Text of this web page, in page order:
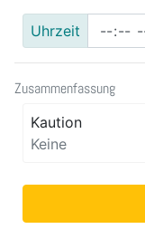
Uhrzeit
Zusammenfassung
Kaution
Keine